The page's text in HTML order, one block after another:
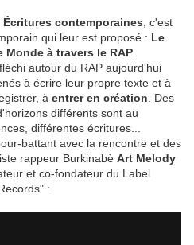
contemporaines , c'est
qui leur est proposé : Le
Monde à travers le RAP
autour du RAP aujourd'hui
à écrire leur propre texte et à
à entrer en création . Des
différents sont au
différentes écritures...
battant avec la rencontre et des
rappeur Burkinabè Art Melody
et co-fondateur du Label
: